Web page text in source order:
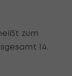
zum
14.